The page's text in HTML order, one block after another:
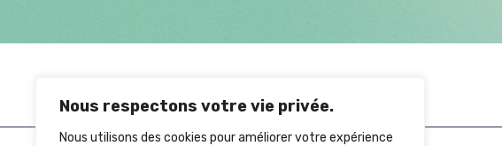
Nous respectons votre vie privée.
Nous utilisons des cookies pour améliorer votre expérience